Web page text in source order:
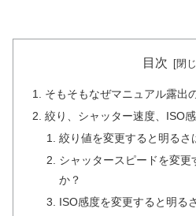
目次
そもそもなぜマニュアル露出
絞り、シャッター速度、ISO
絞り値を変更すると明るさ
シャッタースピードを変更
か？
ISO感度を変更すると明る